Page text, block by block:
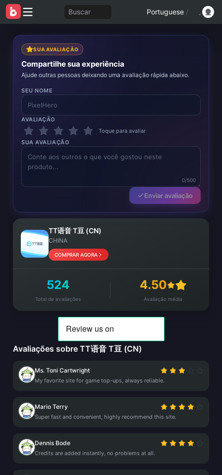
Buscar Portuguese /
SUA AVALIAÇÃO
Compartilhe sua experiência
Ajude outras pessoas deixando uma avaliação rápida abaixo.
SEU NOME
AVALIAÇÃO
Toque para avaliar
SUA AVALIAÇÃO
0/500
Enviar avaliação
TT语音 T豆 (CN)
CHINA
COMPRAR AGORA
524
Total de avaliações
4.50
Avaliação média
Avaliações sobre TT语音 T豆 (CN)
Ms. Toni Cartwright
My favorite site for game top-ups, always reliable.
Mario Terry
Super fast and convenient, highly recommend this site.
Dennis Bode
Credits are added instantly, no problems at all.